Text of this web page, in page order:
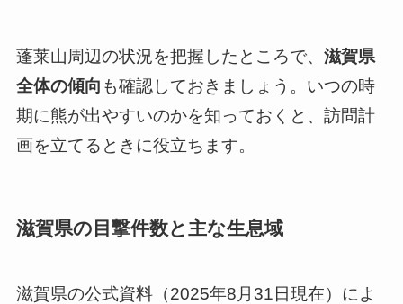
蓬莱山周辺の状況を把握したところで、 滋賀県
全体の傾向 も確認しておきましょう。いつの時
期に熊が出やすいのかを知っておくと、訪問計
画を立てるときに役立ちます。
滋賀県の目撃件数と主な生息域
滋賀県の公式資料（2025年8月31日現在）によ